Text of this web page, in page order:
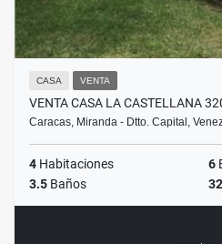
CASA VENTA
VENTA CASA LA CASTELLANA
Caracas, Miranda - Dtto. Capital,
4 Habitaciones 6
3.5 Baños